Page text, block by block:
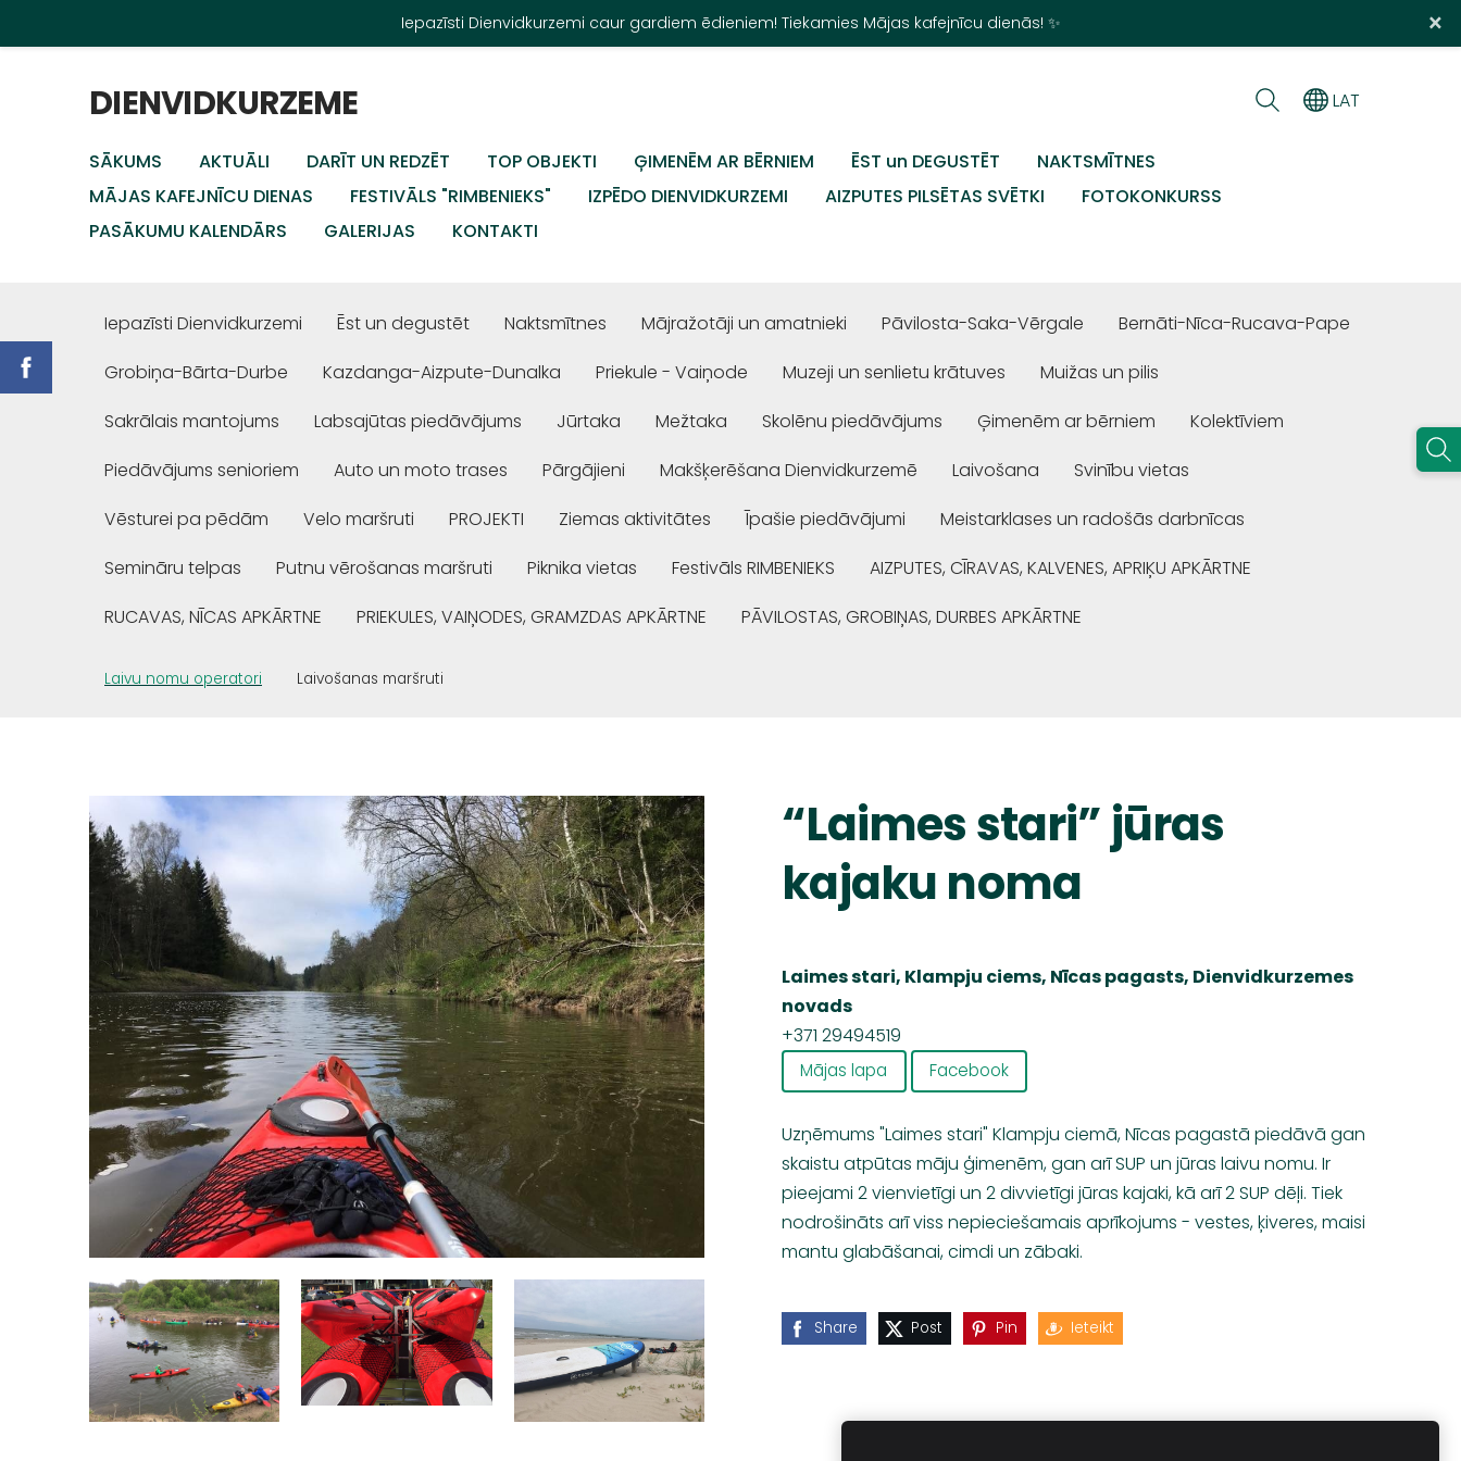
Iepazīsti Dienvidkurzemi caur gardiem ēdieniem! Tiekamies Mājas kafejnīcu dienās! ✨ ×
DIENVIDKURZEME
SĀKUMS AKTUĀLI DARĪT UN REDZĒT TOP OBJEKTI ĢIMENĒM AR BĒRNIEM ĒST un DEGUSTĒT
NAKTSMĪTNES
MĀJAS KAFEJNĪCU DIENAS
FESTIVĀLS "RIMBENIEKS" IZPĒDO DIENVIDKURZEMI AIZPUTES PILSĒTAS SVĒTKI
FOTOKONKURSS
PASĀKUMU KALENDĀRS
GALERIJAS KONTAKTI
LAT
Iepazīsti Dienvidkurzemi Ēst un degustēt Naktsmītnes Mājražotāji un amatnieki Pāvilosta-Saka-Vērgale
Bernāti-Nīca-Rucava-Pape
Grobiņa-Bārta-Durbe
Kazdanga-Aizpute-Dunalka Priekule - Vaiņode Muzeji un senlietu krātuves
Muižas un pilis
Sakrālais mantojums
Labsajūtas piedāvājums Jūrtaka Mežtaka Skolēnu piedāvājums Ģimenēm ar bērniem
Kolektīviem
Piedāvājums senioriem
Auto un moto trases Pārgājieni Makšķerēšana Dienvidkurzemē Laivošana
Svinību vietas
Vēsturei pa pēdām
Velo maršruti PROJEKTI Ziemas aktivitātes Īpašie piedāvājumi
Meistarklases un radošās darbnīcas
Semināru telpas
Putnu vērošanas maršruti Piknika vietas Festivāls RIMBENIEKS
AIZPUTES, CĪRAVAS, KALVENES, APRIĶU APKĀRTNE
RUCAVAS, NĪCAS APKĀRTNE
PRIEKULES, VAIŅODES, GRAMZDAS APKĀRTNE PĀVILOSTAS, GROBIŅAS, DURBES APKĀRTNE
Laivu nomu operatori Laivošanas maršruti
“Laimes stari” jūras
kajaku noma
Laimes stari, Klampju ciems, Nīcas pagasts, Dienvidkurzemes
novads
+371 29494519
Mājas lapa Facebook
Uzņēmums "Laimes stari" Klampju ciemā, Nīcas pagastā piedāvā gan
skaistu atpūtas māju ģimenēm, gan arī SUP un jūras laivu nomu. Ir
pieejami 2 vienvietīgi un 2 divvietīgi jūras kajaki, kā arī 2 SUP dēļi. Tiek
nodrošināts arī viss nepieciešamais aprīkojums - vestes, ķiveres, maisi
mantu glabāšanai, cimdi un zābaki.
Share Post Pin Ieteikt